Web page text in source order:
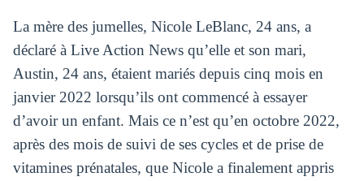
La mère des jumelles, Nicole LeBlanc, 24 ans, a
déclaré à Live Action News qu’elle et son mari,
Austin, 24 ans, étaient mariés depuis cinq mois en
janvier 2022 lorsqu’ils ont commencé à essayer
d’avoir un enfant. Mais ce n’est qu’en octobre 2022,
après des mois de suivi de ses cycles et de prise de
vitamines prénatales, que Nicole a finalement appris